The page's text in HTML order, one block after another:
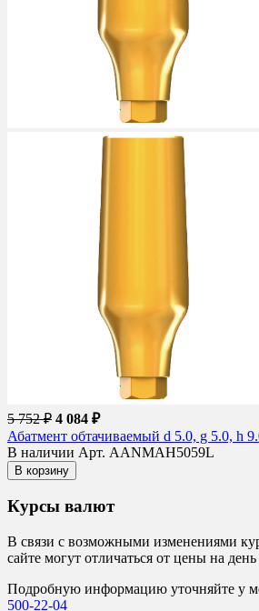
5 752 ₽ 4 084 ₽
Абатмент обтачиваемый d 5.0, g 5.0, h
В наличии Арт. AANMAH5059L
В корзину
Курсы валют
В связи с возможными изменениями
сайте могут отличаться от цены на
Подробную информацию уточняйте у
500-22-04